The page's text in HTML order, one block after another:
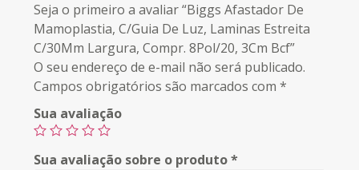
Seja o primeiro a avaliar “Biggs Afastador De
Mamoplastia, C/Guia De Luz, Laminas Estreita
C/30Mm Largura, Compr. 8Pol/20, 3Cm Bcf”
O seu endereço de e-mail não será publicado.
Campos obrigatórios são marcados com*
Sua avaliação
Sua avaliação sobre o produto*